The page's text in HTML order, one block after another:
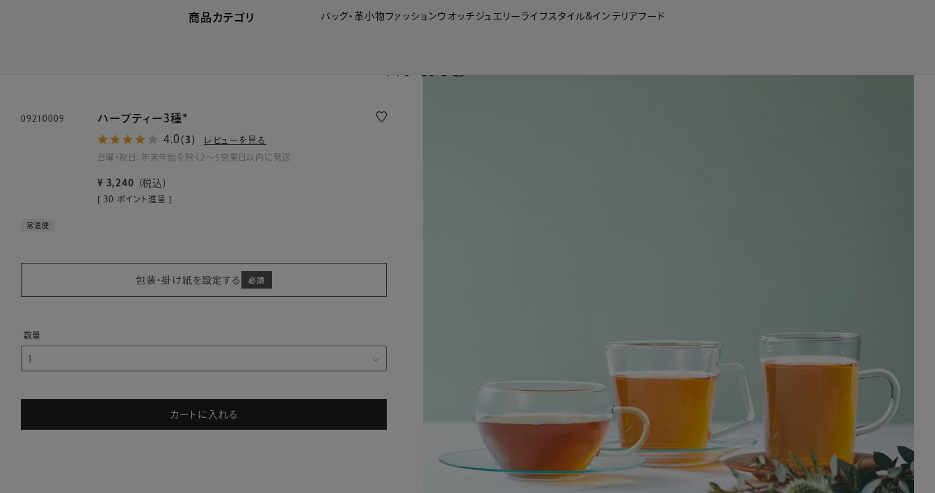
商品カテゴリ バッグ・革小物 ファッションウオッチジュエリー ライフスタイル&インテリアフード
09210009
ハーブティー3種*
4.0 （3） レビューを見る
日曜・祝日、年末年始を除く2～5営業日以内に発送
¥ 3,240 税込
[ 30 ポイント進呈 ]
常温便
包装・掛け紙を設定する
カートに入れる